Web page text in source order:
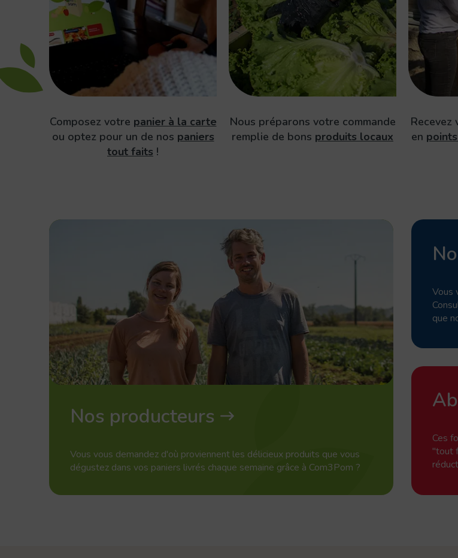
Composez votre panier à la carte
ou optez pour un de nos paniers
tout faits !
Nous préparons votre commande
remplie de bons produits locaux
Recevez
en
Nos producteurs
Vous vous demandez d'où proviennent les délicieux produits que vous
dégustez dans vos paniers livrés chaque semaine grâce à Com3Pom ?
Vous
que
Ces
"tout